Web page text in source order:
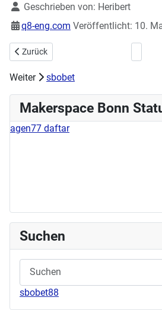
Geschrieben von: Heribert
q8-eng.com Veröffentlicht: 10.
Vorheriger Beitrag: Stick- &
Zurück
Weiter sbobet
Makerspace Bonn
agen77 daftar
Suchen
sbobet88